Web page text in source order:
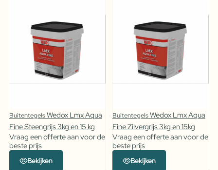
BuitentegelsWedox Lmx Aqua
Fine Steengrijs 3kg en 15 kg
Vraag een offerte aan voor de
beste prijs
Bekijken
BuitentegelsWedox Lmx Aqua
Fine Zilvergrijs 3kg en 15kg
Vraag een offerte aan voor de
beste prijs
Bekijken